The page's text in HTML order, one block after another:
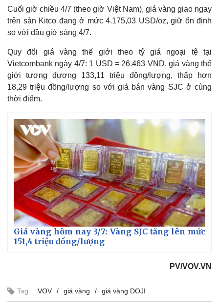
Cuối giờ chiều 4/7 (theo giờ Việt Nam), giá vàng giao ngay
trên sàn Kitco đang ở mức 4.175,03 USD/oz, giữ ổn định
so với đầu giờ sáng 4/7.
Quy đổi giá vàng thế giới theo tỷ giá ngoại tệ tại
Vietcombank ngày 4/7: 1 USD = 26.463 VND, giá vàng thế
giới tương đương 133,11 triệu đồng/lượng, thấp hơn
18,29 triệu đồng/lượng so với giá bán vàng SJC ở cùng
thời điểm.
Giá vàng hôm nay 3/7: Vàng SJC tăng lên mức
151,4 triệu đồng/lượng
PV/VOV.VN
Tag: VOV giá vàng giá vàng DOJI